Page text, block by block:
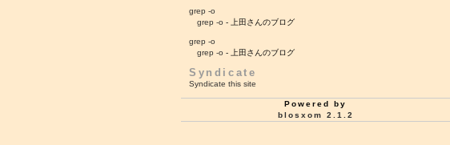
grep -o
grep -o - 上田さんのブログ
grep -o
grep -o - 上田さんのブログ
Syndicate
Syndicate this site
Powered by
blosxom 2.1.2